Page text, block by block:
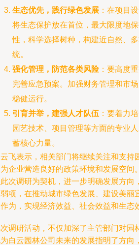
生态优先，践行绿色发展 ：在项目
将生态保护放在首位，最大限度地
性，科学选择树种，构建近自然、
统。
强化管理，防范各类风险：要高度
完善应急预案。加强财务管理和市
稳健运行。
引育并举，建强人才队伍 ：要着力
园艺技术、项目管理等方面的专业
蓄核心力量。
飞表示，相关部门将继续关注和支持
企业营造良好的政策环境和发展空间
次调研为契机，进一步明确发展方向
项，在推动城市绿色发展、建设美丽
为，实现经济效益、社会效益和生态
调研活动，不仅加深了主管部门对园
白云园林公司未来的发展指明了方向